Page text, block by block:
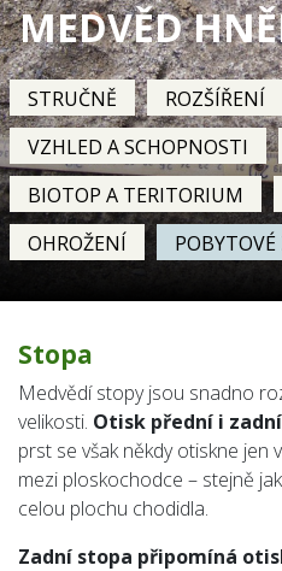
MEDVĚD
STRUČNĚ
ROZŠÍŘENÍ
VZHLED A SCHOPNOSTI
BIOTOP A TERITORIUM
OHROŽENÍ
Stopa
Medvědí stopy jsou snadno
velikosti. Otisk přední i
prst se však někdy otiskne jen
mezi ploskochodce – stejně
celou plochu chodidla.
Zadní stopa připomíná